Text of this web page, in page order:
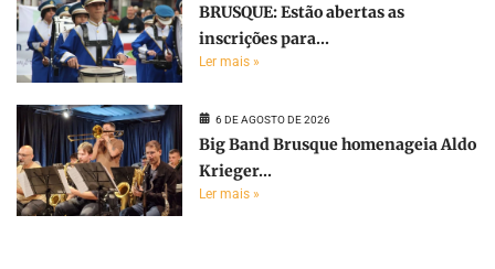
BRUSQUE: Estão abertas as
inscrições para...
Ler mais »
6 DE AGOSTO DE 2026
Big Band Brusque homenageia Aldo
Krieger...
Ler mais »